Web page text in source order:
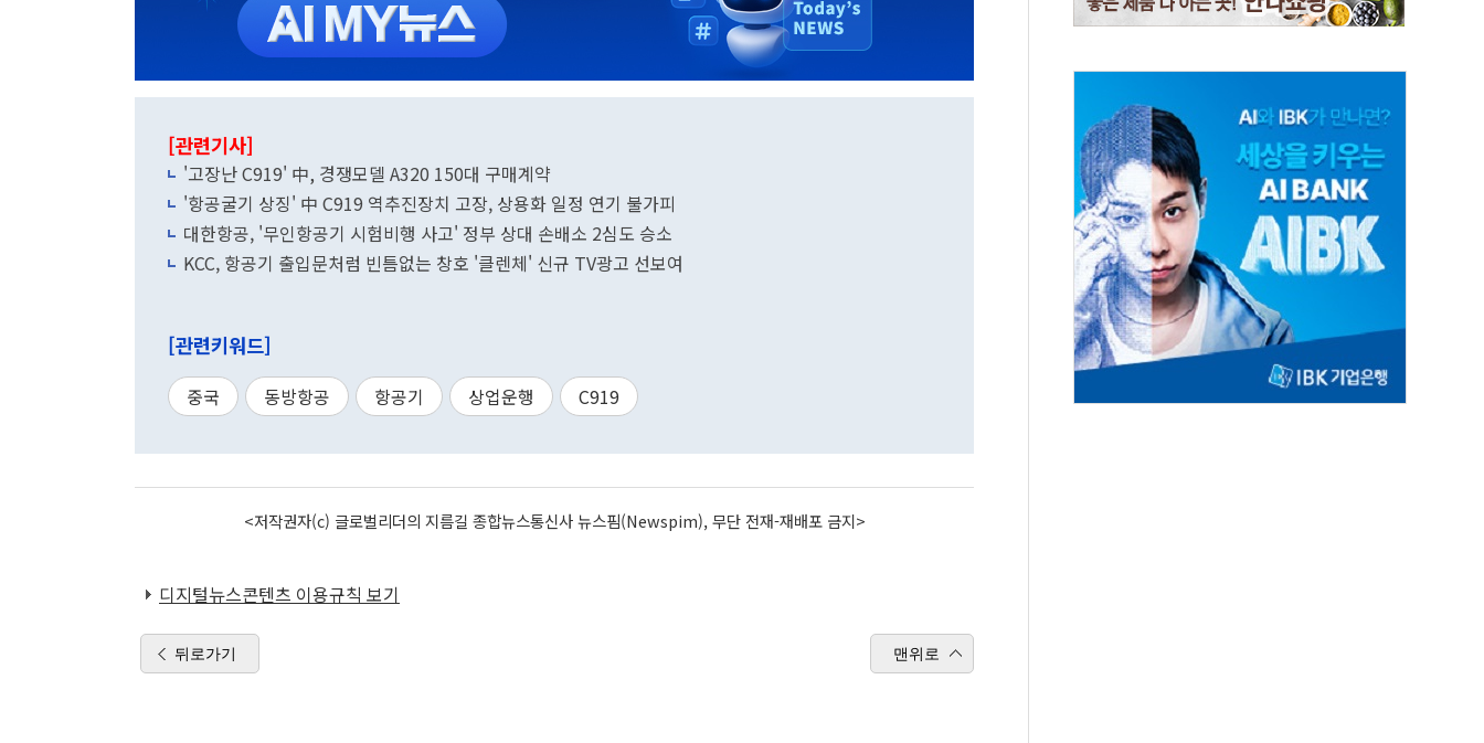
[관련기사]
'고장난 C919' 中, 경쟁모델 A320 150대 구매계약
'항공굴기 상징' 中 C919 역추진장치 고장, 상용화 일정 연기 불가피
대한항공, '무인항공기 시험비행 사고' 정부 상대 손배소 2심도 승소
KCC, 항공기 출입문처럼 빈틈없는 창호 '클렌체' 신규 TV광고 선보여
[관련키워드]
중국 동방항공 항공기 상업운행 C919
<저작권자(c) 글로벌리더의 지름길 종합뉴스통신사 뉴스핌(Newspim), 무단 전재-재배포 금지>
디지털뉴스콘텐츠 이용규칙 보기
뒤로가기 맨위로